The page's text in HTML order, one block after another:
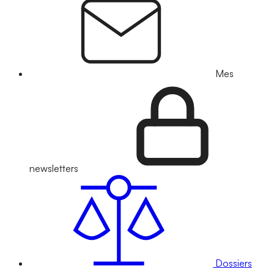
Mes
newsletters
Dossiers